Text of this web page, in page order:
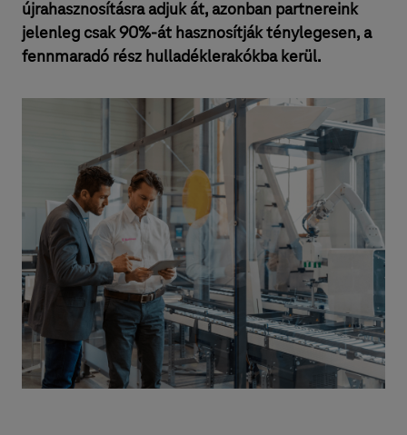
újrahasznosításra adjuk át, azonban partnereink
jelenleg csak 90%-át hasznosítják ténylegesen, a
fennmaradó rész hulladéklerakókba kerül.